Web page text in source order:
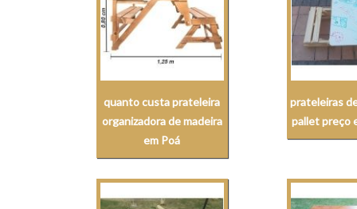
quanto custa prateleira
organizadora de madeira
em Poá
prateleiras
pallet preço